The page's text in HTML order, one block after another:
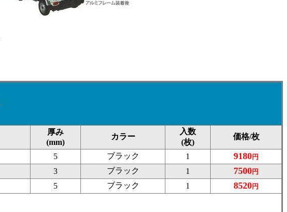
厚み
(mm)
カラー
入数
(枚)
価格/枚
5 ブラック 1 9180円
3 ブラック 1 7500円
5 ブラック 1 8520円